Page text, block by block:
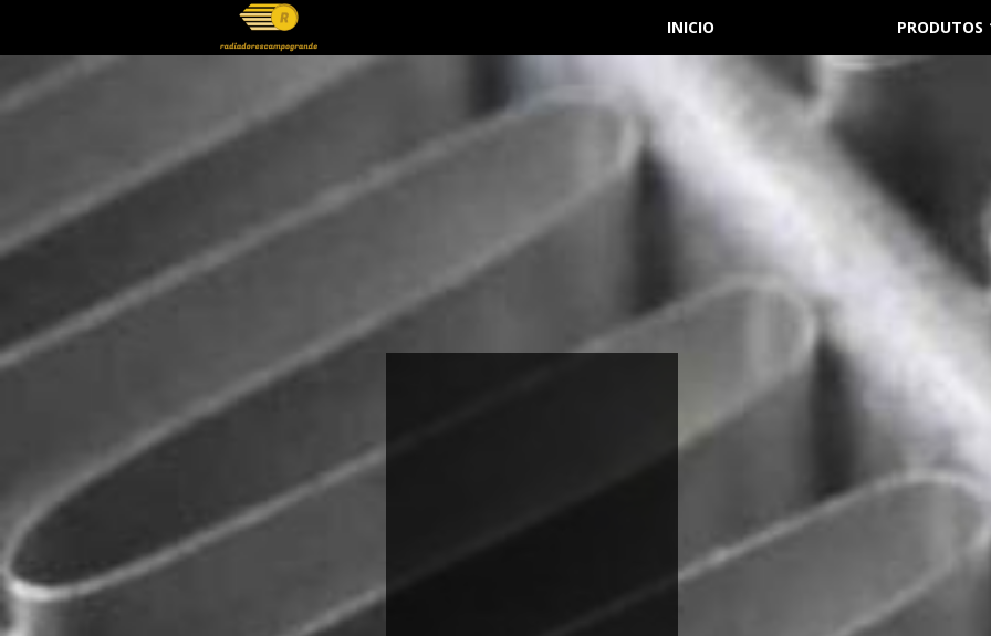
INICIO PRODUTOS